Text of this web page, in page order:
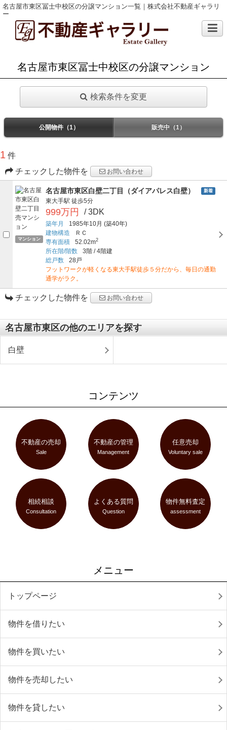
名古屋市東区冨士中校区の分譲マンション一覧｜株式会社不動産ギャラリ
ー
名古屋市東区冨士中校区の分譲マンション
検索条件を変更
公開物件（1） 販売中（1）
1 件
チェックした物件を
お問い合わせ
マンション
名古屋市東区白壁二丁目（ダイアパレス白壁） 新着
東大手駅 徒歩5分
999万円 / 3DK
築年月 1985年10月 (築40年)
建物構造
ＲＣ
専有面積
52.02m2
所在階/階数 3階 /4階建
総戸数
28戸
フットワークが軽くなる東大手駅徒歩５分だから、毎日の通勤
通学がラク。
チェックした物件を お問い合わせ
名古屋市東区の他のエリアを探す
白壁
コンテンツ
不動産の売却
Sale
不動産の管理
Management
任意売却
Voluntary sale
相続相談
Consultation
よくある質問
Question
物件無料査定
assessment
メニュー
トップページ
物件を借りたい
物件を買いたい
物件を売却したい
物件を貸したい